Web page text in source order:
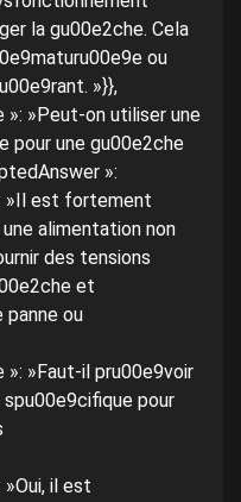
la gu00e2che. Cela
ou
»}},
»: »Peut-on utiliser une
pour une gu00e2che
»:
»Il est fortement
alimentation non
des tensions
et
panne ou
»: »Faut-il pru00e9voir
pour
il est